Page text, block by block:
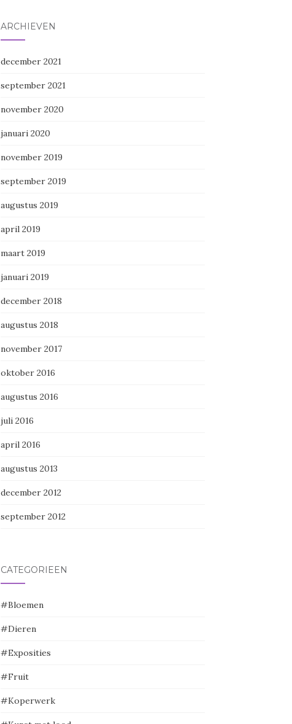
ARCHIEVEN
december 2021
september 2021
november 2020
januari 2020
november 2019
september 2019
augustus 2019
april 2019
maart 2019
januari 2019
december 2018
augustus 2018
november 2017
oktober 2016
augustus 2016
juli 2016
april 2016
augustus 2013
december 2012
september 2012
CATEGORIEËN
#Bloemen
#Dieren
#Exposities
#Fruit
#Koperwerk